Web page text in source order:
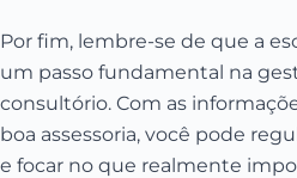
Por fim, lembre-se de que a
um passo fundamental na
consultório. Com as
boa assessoria, você pode
e focar no que realmente